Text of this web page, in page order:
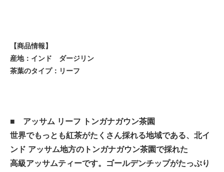
【商品情報】
産地：インド ダージリン
茶葉のタイプ：リーフ
■ アッサム リーフ トンガナガウン茶園
世界でもっとも紅茶がたくさん採れる地域である、北イ
ンド アッサム地方のトンガナガウン茶園で採れた
高級アッサムティーです。ゴールデンチップがたっぷり